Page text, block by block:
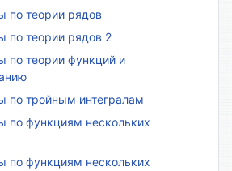
по теории рядов
по теории рядов 2
по теории функций и
по тройным интегралам
по функциям нескольких
по функциям нескольких